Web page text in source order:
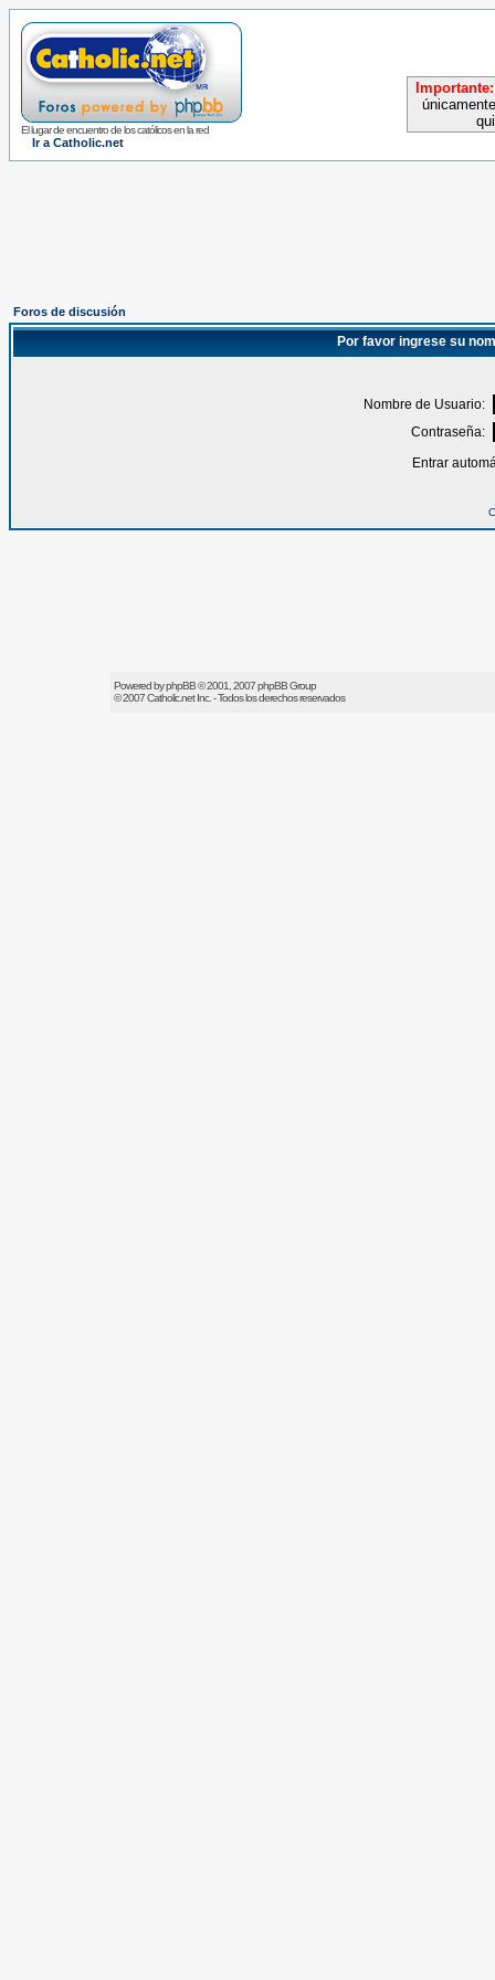
El lugar de encuentro de los católicos en la red
Ir a Catholic.net
Importante:
Foros de discusión
Por favor ingrese su
Nombre de Usuario:
Contraseña:
Entrar
Powered byphpBB© 2001, 2007 phpBB Group
© 2007Catholic.netInc. - Todos los derechos reservados